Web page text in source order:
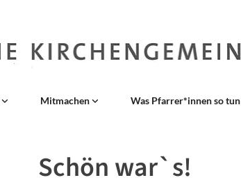
Mitmachen Was Pfarrer*innen so tun
Schön war`s!